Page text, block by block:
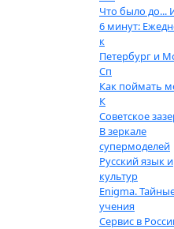
Что было до...
6 минут:
к
Петербург и
Сп
Как поймать
К
Советское
В зеркале
супермоделей
Русский язык и
культур
Enigma.
учения
Сервис в